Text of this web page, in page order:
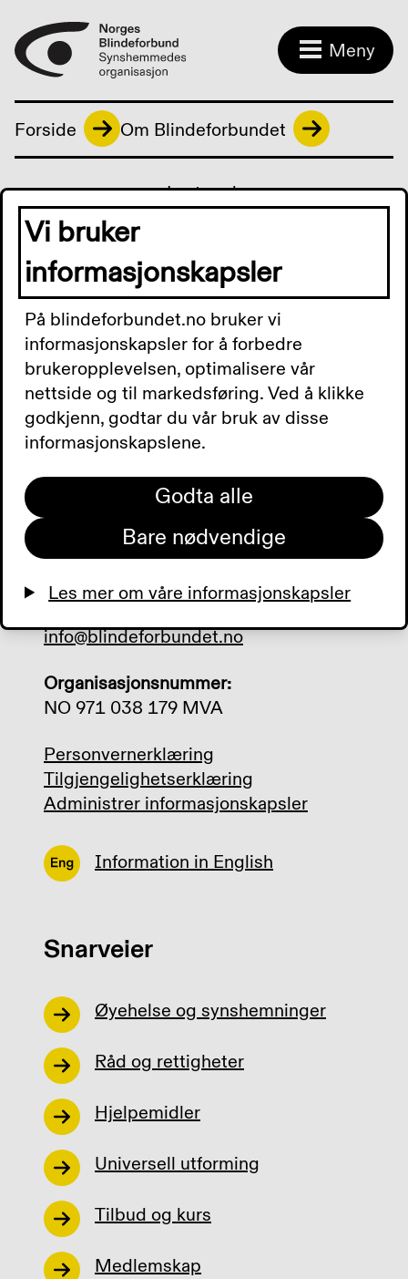
Meny
Forside Om Blindeforbundet
Last ned:
Rapport_Blindeforbundet_Opinion_Kommunens
kompetanse på syn_mai2021_PDF_til NBF.pdf
Kontakt oss
Besøksadresse:
Sporveisgata 10, 0354 Oslo
Postboks 5900 Majorstuen, 0308 Oslo
+47 23 21 50 00
info@blindeforbundet.no
Organisasjonsnummer:
NO 971 038 179 MVA
Personvernerklæring
Tilgjengelighetserklæring
Administrer informasjonskapsler
Information in English
Snarveier
Øyehelse og synshemninger
Råd og rettigheter
Hjelpemidler
Universell utforming
Tilbud og kurs
Medlemskap
Vi bruker
informasjonskapsler
På blindeforbundet.no bruker vi
informasjonskapsler for å forbedre
brukeropplevelsen, optimalisere vår
nettside og til markedsføring. Ved å klikke
godkjenn, godtar du vår bruk av disse
informasjonskapslene.
Godta alle
Bare nødvendige
Les mer om våre informasjonskapsler